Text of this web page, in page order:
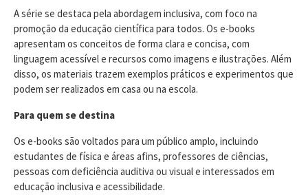
A série se destaca pela abordagem inclusiva, com foco na
promoção da educação científica para todos. Os e-books
apresentam os conceitos de forma clara e concisa, com
linguagem acessível e recursos como imagens e ilustrações. Além
disso, os materiais trazem exemplos práticos e experimentos que
podem ser realizados em casa ou na escola.
Para quem se destina
Os e-books são voltados para um público amplo, incluindo
estudantes de física e áreas afins, professores de ciências,
pessoas com deficiência auditiva ou visual e interessados em
educação inclusiva e acessibilidade.